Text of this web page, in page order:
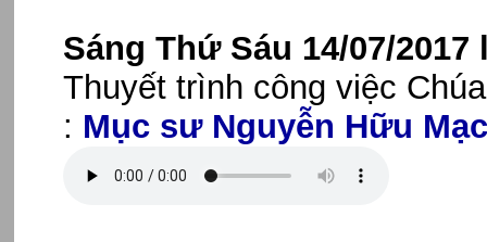
Sáng Thứ Sáu 14/07/2017
Thuyết trình công việc
: Mục sư Nguyễn Hữu Mạc